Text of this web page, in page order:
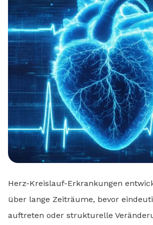
Herz-Kreislauf-Erkrankungen
über lange Zeiträume, bevor
auftreten oder strukturelle